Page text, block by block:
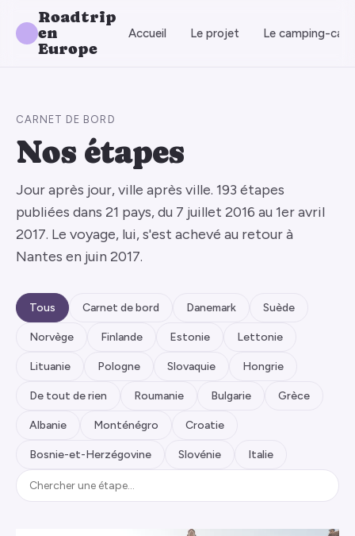
Roadtrip
en
Europe
Accueil Le projet Le camping-car
CARNET DE BORD
Nos étapes
Jour après jour, ville après ville. 193 étapes
publiées dans 21 pays, du 7 juillet 2016 au 1er avril
2017. Le voyage, lui, s'est achevé au retour à
Nantes en juin 2017.
Tous Carnet de bord Danemark Suède
Norvège Finlande Estonie Lettonie
Lituanie Pologne Slovaquie Hongrie
De tout de rien Roumanie Bulgarie Grèce
Albanie Monténégro Croatie
Bosnie-et-Herzégovine Slovénie Italie